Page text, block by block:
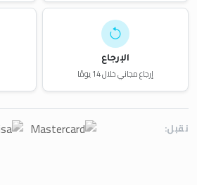
الإرجاع
إرجاع مجاني خلال 14 يومًا
نقبل: